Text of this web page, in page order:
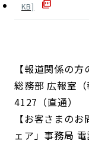
KB]
【報道関係の
総務部 広報室
4127（直通）
【お客さまの
ェア」事務局